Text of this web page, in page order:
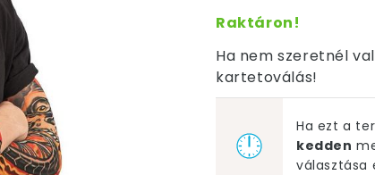
Raktáron!
Ha nem szeretnél
kartetoválás!
Ha ezt a
kedden
választása